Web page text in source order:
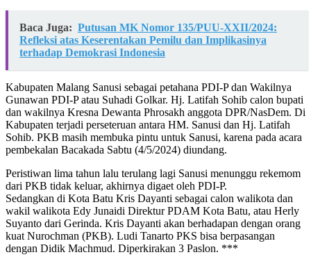
Baca Juga: Putusan MK Nomor 135/PUU-XXII/2024:
Refleksi atas Keserentakan Pemilu dan Implikasinya
terhadap Demokrasi Indonesia
Kabupaten Malang Sanusi sebagai petahana PDI-P dan Wakilnya
Gunawan PDI-P atau Suhadi Golkar. Hj. Latifah Sohib calon bupati
dan wakilnya Kresna Dewanta Phrosakh anggota DPR/NasDem. Di
Kabupaten terjadi perseteruan antara HM. Sanusi dan Hj. Latifah
Sohib. PKB masih membuka pintu untuk Sanusi, karena pada acara
pembekalan Bacakada Sabtu (4/5/2024) diundang.
Peristiwan lima tahun lalu terulang lagi Sanusi menunggu rekemom
dari PKB tidak keluar, akhirnya digaet oleh PDI-P.
Sedangkan di Kota Batu Kris Dayanti sebagai calon walikota dan
wakil walikota Edy Junaidi Direktur PDAM Kota Batu, atau Herly
Suyanto dari Gerinda. Kris Dayanti akan berhadapan dengan orang
kuat Nurochman (PKB). Ludi Tanarto PKS bisa berpasangan
dengan Didik Machmud. Diperkirakan 3 Paslon. ***